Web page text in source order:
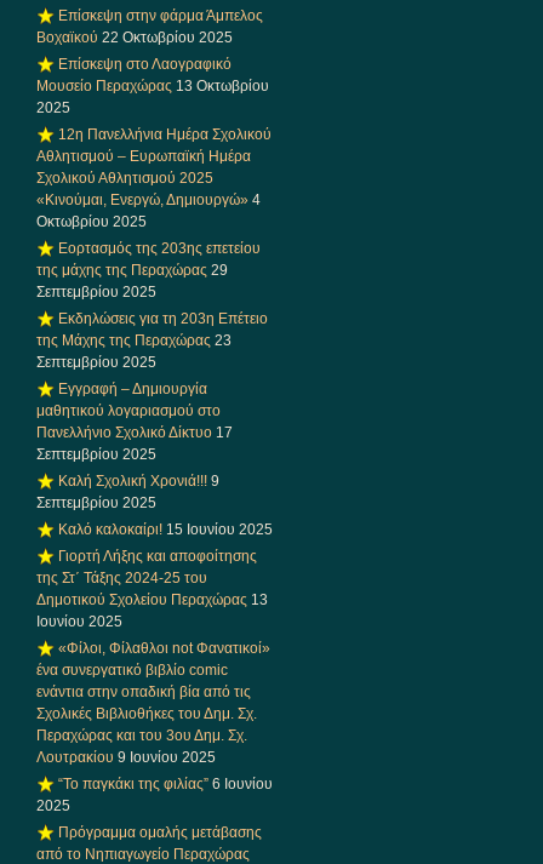
Επίσκεψη στην φάρμα Άμπελος
Βοχαϊκού 22 Οκτωβρίου 2025
Επίσκεψη στο Λαογραφικό
Μουσείο Περαχώρας 13 Οκτωβρίου
2025
12η Πανελλήνια Ημέρα Σχολικού
Αθλητισμού – Ευρωπαϊκή Ημέρα
Σχολικού Αθλητισμού 2025
«Κινούμαι, Ενεργώ, Δημιουργώ» 4
Οκτωβρίου 2025
Εορτασμός της 203ης επετείου
της μάχης της Περαχώρας 29
Σεπτεμβρίου 2025
Εκδηλώσεις για τη 203η Επέτειο
της Μάχης της Περαχώρας 23
Σεπτεμβρίου 2025
Εγγραφή – Δημιουργία
μαθητικού λογαριασμού στο
Πανελλήνιο Σχολικό Δίκτυο 17
Σεπτεμβρίου 2025
Καλή Σχολική Χρονιά!!! 9
Σεπτεμβρίου 2025
Καλό καλοκαίρι! 15 Ιουνίου 2025
Γιορτή Λήξης και αποφοίτησης
της Στ΄ Τάξης 2024-25 του
Δημοτικού Σχολείου Περαχώρας 13
Ιουνίου 2025
«Φίλοι, Φίλαθλοι not Φανατικοί»
ένα συνεργατικό βιβλίο comic
ενάντια στην οπαδική βία από τις
Σχολικές Βιβλιοθήκες του Δημ. Σχ.
Περαχώρας και του 3ου Δημ. Σχ.
Λουτρακίου 9 Ιουνίου 2025
“Το παγκάκι της φιλίας” 6 Ιουνίου
2025
Πρόγραμμα ομαλής μετάβασης
από το Νηπιαγωγείο Περαχώρας